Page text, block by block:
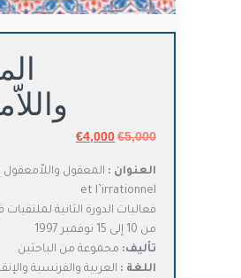
€5,000
السعر
هو:
€5,000.
€4,000 السعر
هو:
العنوان :
et l’irrationnel
فعاليات الدورة الثانية لملتقيات
من 10 إلى 15 نوفمبر 1997
تأليف: مجموعة من الباحثين
اللغة : العربية والفرنسية